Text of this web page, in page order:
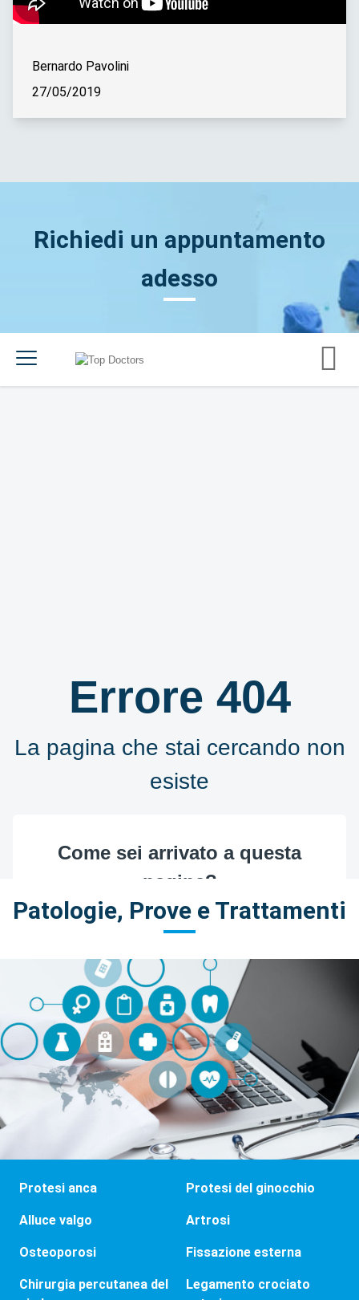
Bernardo Pavolini
27/05/2019
Richiedi un appuntamento
adesso
Patologie, Prove e Trattamenti
Protesi anca Protesi del ginocchio
Alluce valgo Artrosi
Osteoporosi Fissazione esterna
Chirurgia percutanea del
Legamento crociato